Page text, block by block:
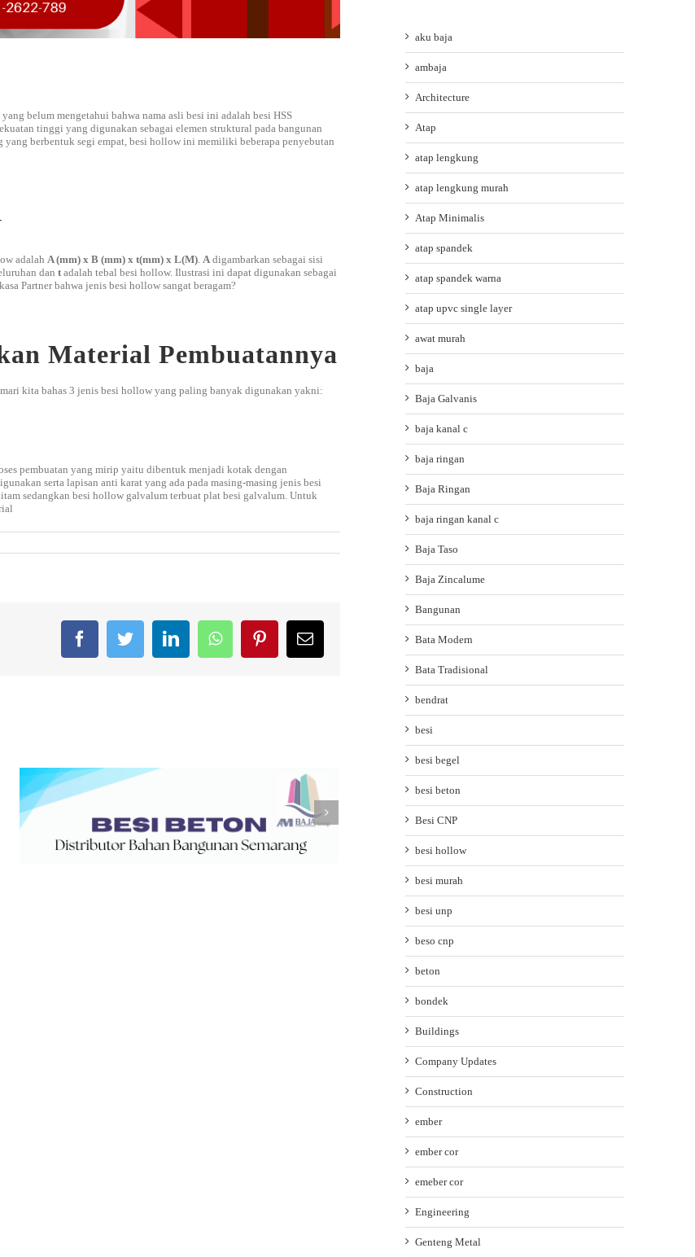
belum mengetahui bahwa nama asli besi ini adalah besi HSS
tinggi yang digunakan sebagai elemen struktural pada bangunan
berbentuk segi empat, besi hollow ini memiliki beberapa penyebutan
adalah A (mm) x B (mm) x t(mm) x L(M) A digambarkan sebagai sisi
dan t adalah tebal besi hollow. Ilustrasi ini dapat digunakan sebagai
Partner bahwa jenis besi hollow sangat beragam?
Material Pembuatannya
kita bahas 3 jenis besi hollow yang paling banyak digunakan yakni:
pembuatan yang mirip yaitu dibentuk menjadi kotak dengan
serta lapisan anti karat yang ada pada masing-masing jenis besi
sedangkan besi hollow galvalum terbuat plat besi galvalum. Untuk
FacebookTwitterLinkedInWhatsAppPinterestEmail
ATAP UPVC SINGLE LAYER: PILIHAN ATAP
KOKOH DAN AWET UNTUK KANOPI ANDA
March 28th, 2026 0 Comments
aku baja
ambaja
Architecture
Atap
atap lengkung
atap lengkung murah
Atap Minimalis
atap spandek
atap spandek warna
atap upvc single layer
awat murah
baja
Baja Galvanis
baja kanal c
baja ringan
Baja Ringan
baja ringan kanal c
Baja Taso
Baja Zincalume
Bangunan
Bata Modern
Bata Tradisional
bendrat
besi
besi begel
besi beton
Besi CNP
besi hollow
besi murah
besi unp
beso cnp
beton
bondek
Buildings
Company Updates
Construction
ember
ember cor
emeber cor
Engineering
Genteng Metal